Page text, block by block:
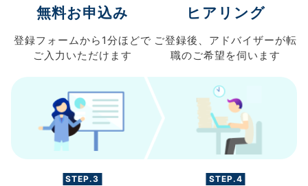
無料お申込み
登録フォームから 1分ほどで
ご入力 いただけます
ヒアリング
ご登録後、 アドバイザーが転
職のご希望を伺います
STEP.3 STEP.4